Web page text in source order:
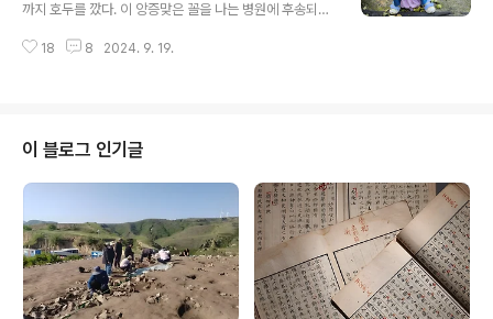
까지 호두를 깠다. 이 앙증맞은 꼴을 나는 병원에 후송되는
하는 말 그리 호두까기를 잘하더랜다. 심지어 발로 밟아 까
가을이다. 추석 당일 김천 수은주는 37점 몇 도를 찍었다
나? 전체를 통털어 기상관측 이래 김천 최고 기온 아닐까
싶다.
18 8 2024. 9. 19.
이 블로그 인기글